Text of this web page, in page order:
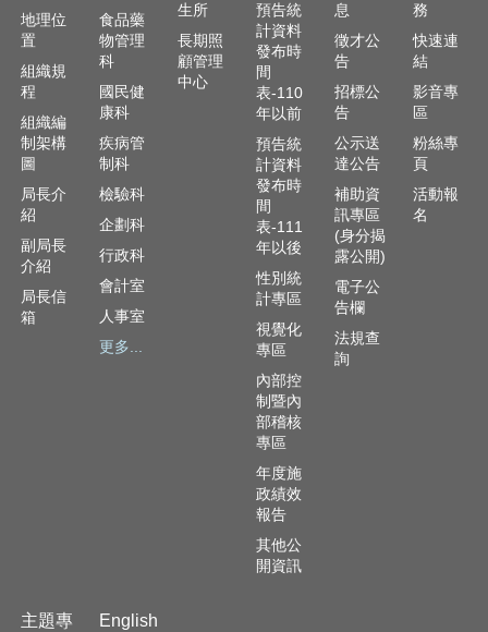
箱
粉
絲
專
頁
資
訊
安
全
政
隱
地理位
置
組織規
程
組織編
制架構
圖
局長介
紹
副局長
介紹
局長信
箱
食品藥
物管理
科
國民健
康科
疾病管
制科
檢驗科
企劃科
行政科
會計室
人事室
更多...
生所
長期照
顧管理
中心
預告統
計資料
發布時
間
表-110
年以前
預告統
計資料
發布時
間
表-111
年以後
性別統
計專區
視覺化
專區
內部控
制暨內
部稽核
專區
年度施
政績效
報告
其他公
開資訊
息
徵才公
告
招標公
告
公示送
達公告
補助資
訊專區
(身分揭
露公開)
電子公
告欄
法規查
詢
務
快速連
結
影音專
區
粉絲專
頁
活動報
名
主題專
English